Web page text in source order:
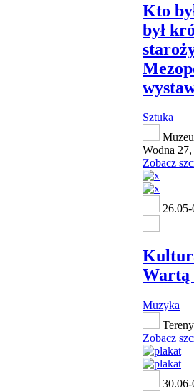
Kto
był
Sztuka
Wodna 27,
Zobacz
Wartą
Muzyka
Zobacz